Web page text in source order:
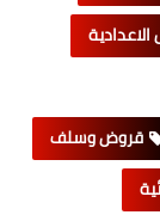
قروض وسلف